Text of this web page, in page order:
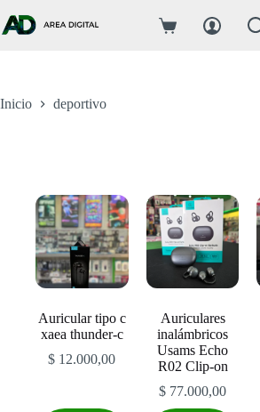
al
contenido
Carro
Inicio deportivo
Auricular tipo c
xaea thunder-c
$ 12.000,00
Auriculares
inalámbricos
Usams Echo
R02 Clip-on
$ 77.000,00